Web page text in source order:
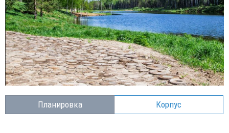
Планировка Корпус